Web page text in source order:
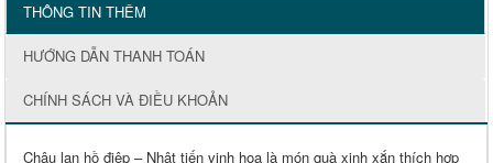
THÔNG TIN THÊM
HƯỚNG DẪN THANH TOÁN
CHÍNH SÁCH VÀ ĐIỀU KHOẢN
Chậu lan hồ điệp – Nhật tiến vinh hoa là món quà xinh xắn thích hợp